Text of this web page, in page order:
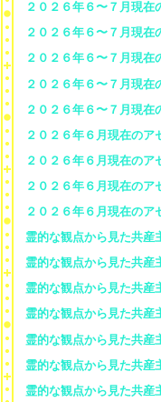
２０２６年６〜７月現
２０２６年６〜７月現
２０２６年６〜７月現
２０２６年６〜７月現
２０２６年６〜７月現
２０２６年６月現在の
２０２６年６月現在の
２０２６年６月現在の
２０２６年６月現在の
霊的な観点から見た共
霊的な観点から見た共
霊的な観点から見た共
霊的な観点から見た共
霊的な観点から見た共
霊的な観点から見た共
霊的な観点から見た共